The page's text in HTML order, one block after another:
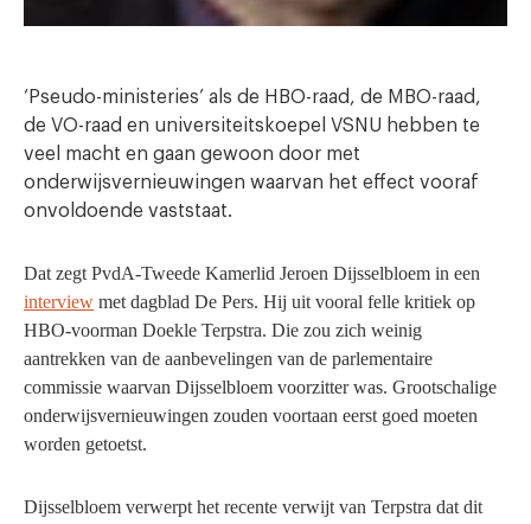
‘Pseudo-ministeries’ als de HBO-raad, de MBO-raad,
de VO-raad en universiteitskoepel VSNU hebben te
veel macht en gaan gewoon door met
onderwijsvernieuwingen waarvan het effect vooraf
onvoldoende vaststaat.
Dat zegt PvdA-Tweede Kamerlid Jeroen Dijsselbloem in een
interview met dagblad De Pers. Hij uit vooral felle kritiek op
HBO-voorman Doekle Terpstra. Die zou zich weinig
aantrekken van de aanbevelingen van de parlementaire
commissie waarvan Dijsselbloem voorzitter was. Grootschalige
onderwijsvernieuwingen zouden voortaan eerst goed moeten
worden getoetst.
Dijsselbloem verwerpt het recente verwijt van Terpstra dat dit